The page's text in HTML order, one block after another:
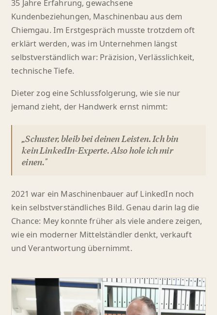
35 Jahre Erfahrung, gewachsene
Kundenbeziehungen, Maschinenbau aus dem
Chiemgau. Im Erstgespräch musste trotzdem oft
erklärt werden, was im Unternehmen längst
selbstverständlich war: Präzision, Verlässlichkeit,
technische Tiefe.
Dieter zog eine Schlussfolgerung, wie sie nur
jemand zieht, der Handwerk ernst nimmt:
„Schuster, bleib bei deinen Leisten. Ich bin
kein LinkedIn-Experte. Also hole ich mir
einen."
2021 war ein Maschinenbauer auf LinkedIn noch
kein selbstverständliches Bild. Genau darin lag die
Chance: Mey konnte früher als viele andere zeigen,
wie ein moderner Mittelständler denkt, verkauft
und Verantwortung übernimmt.